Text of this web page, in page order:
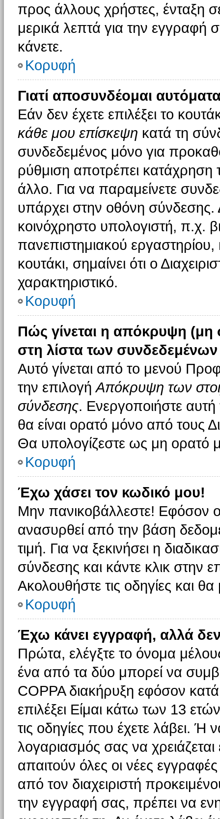
προς άλλους χρήστες, ένταξη
μερικά λεπτά για την
κάνετε.
Κορυφή
Γιατί αποσυνδέομαι
Εάν δεν έχετε επιλέξει το
κάθε μου επίσκεψη κατά τη
συνδεδεμένος μόνο για
ρύθμιση αποτρέπει
άλλο. Για να παραμείνετε
υπάρχει στην οθόνη σύνδεσης.
κοινόχρηστο υπολογιστή, π.χ.
πανεπιστημιακού
κουτάκι, σημαίνει ότι ο
χαρακτηριστικό.
Κορυφή
Πώς γίνεται η απόκρυψη
στη λίστα των
Αυτό γίνεται από το μενού
την επιλογήΑπόκρυψη των
σύνδεσης. Ενεργοποιήστε
θα είναι ορατό μόνο από τους
Θα υπολογίζεστε ως μη ορατό
Κορυφή
Έχω χάσει τον κωδικό μου!
Μην πανικοβάλλεστε! Εφόσον
ανασυρθεί από την βάση
τιμή. Για να ξεκινήσει η
σύνδεσης και κάντε κλικ στην
Ακολουθήστε τις οδηγίες και
Κορυφή
Έχω κάνει εγγραφή, αλλά
Πρώτα, ελέγξτε το όνομα
ένα από τα δύο μπορεί να
COPPA διακήρυξη εφόσον κατά
επιλέξει Είμαι κάτω των 13
τις οδηγίες που έχετε λάβει. Ή
λογαριασμός σας να
απαιτούν όλες οι νέες
από τον διαχειριστή
την εγγραφή σας, πρέπει να